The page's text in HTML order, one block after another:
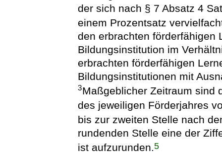
der sich nach § 7 Absatz 4
einem Prozentsatz
den erbrachten förderfähigen
Bildungsinstitution im
erbrachten förderfähigen
Bildungsinstitutionen mit
3Maßgeblicher Zeitraum sind
des jeweiligen Förderjahres
bis zur zweiten Stelle nach
rundenden Stelle eine der
ist aufzurunden.5